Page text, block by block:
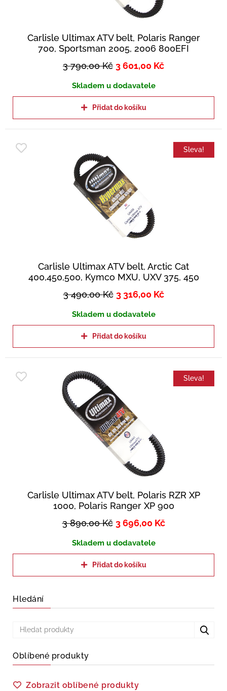
Carlisle Ultimax ATV belt, Polaris Ranger
700, Sportsman 2005, 2006 800EFI
3 790,00Kč 3 601,00 Kč
Skladem u dodavatele
Přidat do košíku
Sleva!
Carlisle Ultimax ATV belt, Arctic Cat
400,450,500, Kymco MXU, UXV 375, 450
3 490,00Kč 3 316,00 Kč
Skladem u dodavatele
Přidat do košíku
Sleva!
Carlisle Ultimax ATV belt, Polaris RZR XP
1000, Polaris Ranger XP 900
3 890,00Kč 3 696,00 Kč
Skladem u dodavatele
Přidat do košíku
Hledání
Oblíbené produkty
Zobrazit oblíbené produkty